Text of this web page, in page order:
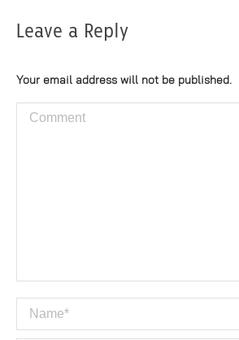
Leave a Reply
Your email address will not be published.
Comment
Name *